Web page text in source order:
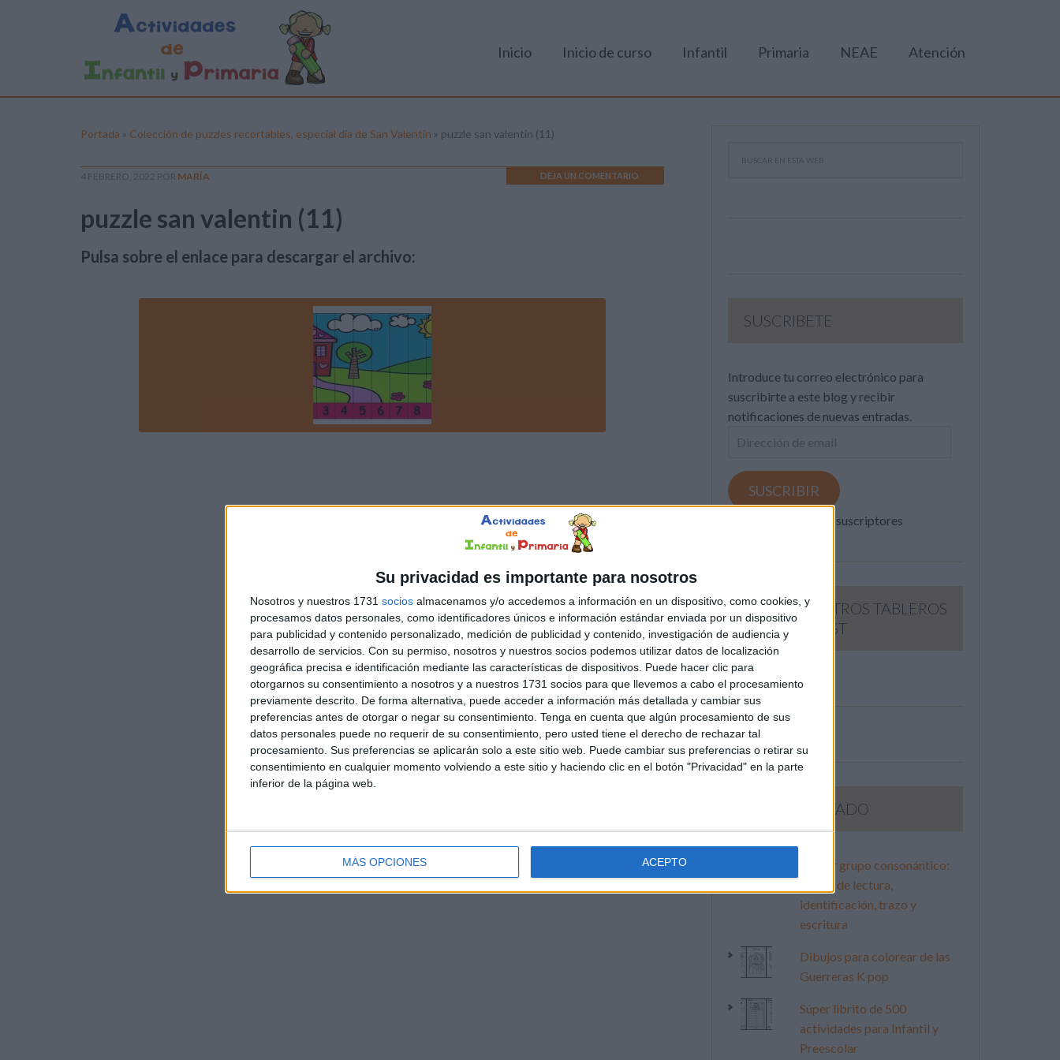
Su privacidad es importante para nosotros
Nosotros y nuestros 1731 socios almacenamos y/o accedemos a información en un dispositivo, como cookies, y
procesamos datos personales, como identificadores únicos e información estándar enviada por un dispositivo
para publicidad y contenido personalizado, medición de publicidad y contenido, investigación de audiencia y
desarrollo de servicios. Con su permiso, nosotros y nuestros socios podemos utilizar datos de localización
geográfica precisa e identificación mediante las características de dispositivos. Puede hacer clic para
otorgarnos su consentimiento a nosotros y a nuestros 1731 socios para que llevemos a cabo el procesamiento
previamente descrito. De forma alternativa, puede acceder a información más detallada y cambiar sus
preferencias antes de otorgar o negar su consentimiento. Tenga en cuenta que algún procesamiento de sus
datos personales puede no requerir de su consentimiento, pero usted tiene el derecho de rechazar tal
procesamiento. Sus preferencias se aplicarán solo a este sitio web. Puede cambiar sus preferencias o retirar su
consentimiento en cualquier momento volviendo a este sitio y haciendo clic en el botón "Privacidad" en la parte
inferior de la página web.
MÁS OPCIONES ACEPTO
Inicio Inicio de curso Infantil Primaria NEAE Atención
Portada » Colección de puzzles recortables, especial día de San Valentín » puzzle san valentin (11)
4 FEBRERO, 2022 POR MARÍA DEJA UN COMENTARIO
puzzle san valentin (11)
Pulsa sobre el enlace para descargar el archivo:
SUSCRIBETE
Introduce tu correo electrónico para
suscribirte a este blog y recibir
notificaciones de nuevas entradas.
Dirección
email
SUSCRIBIR
Únete a otros 371K suscriptores
SIGUE NUESTROS TABLEROS
EN PINTEREST
LO MÁS VISITADO
Primer grupo consonántico:
Fichas de lectura,
identificación, trazo y
escritura
Dibujos para colorear de las
Guerreras K pop
Súper librito de 500
actividades para Infantil y
Preescolar